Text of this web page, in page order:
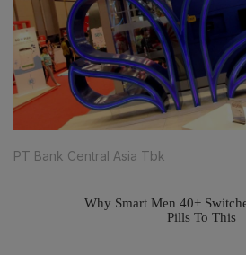
PT Bank Central Asia Tbk